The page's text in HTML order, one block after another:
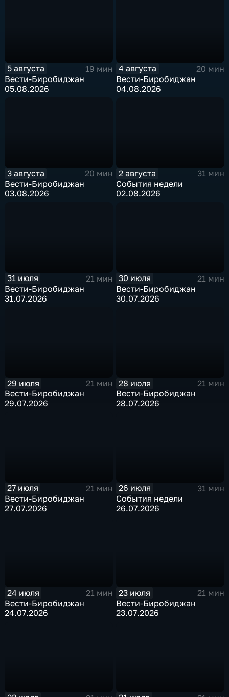
5 августа
19 мин
Вести-Биробиджан
05.08.2026
4 августа
20 мин
Вести-Биробиджан
04.08.2026
3 августа
20 мин
Вести-Биробиджан
03.08.2026
2 августа
31 мин
События недели
02.08.2026
31 июля
21 мин
Вести-Биробиджан
31.07.2026
30 июля
21 мин
Вести-Биробиджан
30.07.2026
29 июля
21 мин
Вести-Биробиджан
29.07.2026
28 июля
21 мин
Вести-Биробиджан
28.07.2026
27 июля
21 мин
Вести-Биробиджан
27.07.2026
26 июля
31 мин
События недели
26.07.2026
24 июля
21 мин
Вести-Биробиджан
24.07.2026
23 июля
21 мин
Вести-Биробиджан
23.07.2026